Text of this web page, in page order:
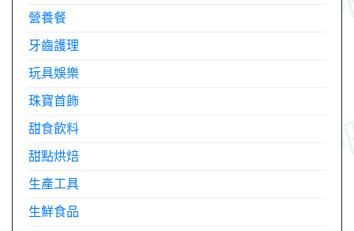
營養餐
牙齒護理
玩具娛樂
珠寶首飾
甜食飲料
甜點烘焙
生產工具
生鮮食品